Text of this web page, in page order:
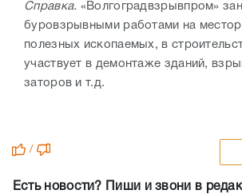
Справка. «Волгоградвзрывпром»
буровзрывными работами на
полезных ископаемых, в
участвует в демонтаже зданий,
заторов и т.д.
/
Есть новости? Пиши и звони в